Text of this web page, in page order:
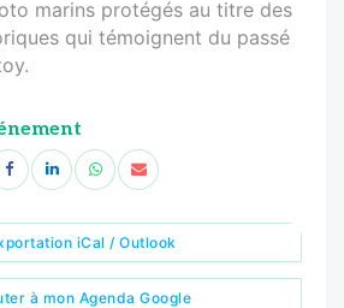
marins protégés au titre des
qui témoignent du passé
à mon Agenda Google
iCal / Outlook